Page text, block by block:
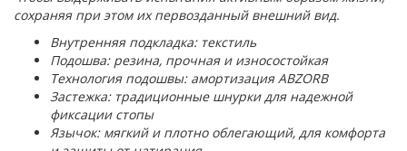
сохраняя при этом их первозданный внешний вид.
Внутренняя подкладка: текстиль
Подошва: резина, прочная и износостойкая
Технология подошвы: амортизация ABZORB
Застежка: традиционные шнурки для надежной
фиксации стопы
Язычок: мягкий и плотно облегающий, для комфорта